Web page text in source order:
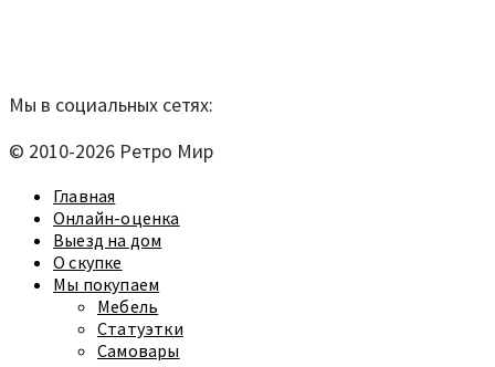
Мы в социальных сетях:
© 2010-2026 Ретро Мир
Главная
Онлайн-оценка
Выезд на дом
О скупке
Мы покупаем
Мебель
Статуэтки
Самовары